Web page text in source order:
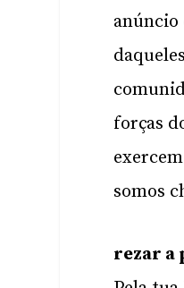
anúncio
forças
somos
rezar a